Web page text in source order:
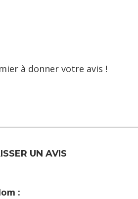
à donner votre avis !
UN AVIS
: